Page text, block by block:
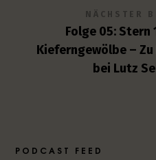
NÄCHSTER
Folge 05: Stern
Kieferngewölbe – Zu
bei Lutz
PODCAST FEED